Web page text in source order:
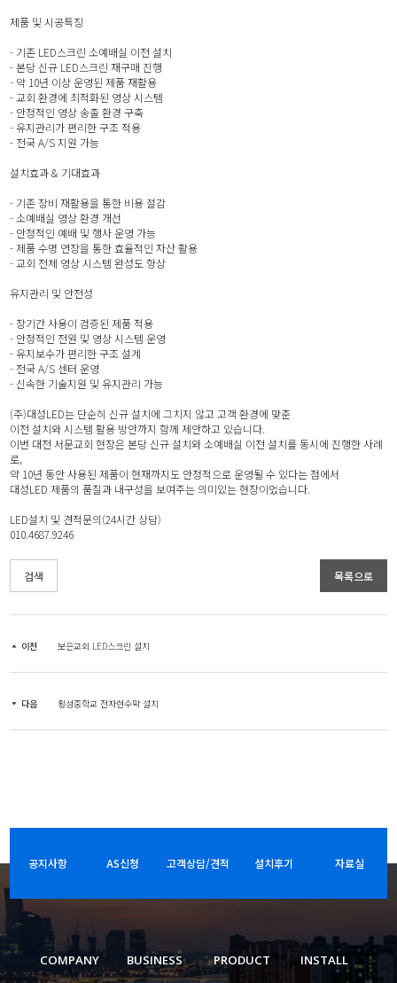
제품 및 시공특징
- 기존 LED스크린 소예배실 이전 설치
- 본당 신규 LED스크린 재구매 진행
- 약 10년 이상 운영된 제품 재활용
- 교회 환경에 최적화된 영상 시스템
- 안정적인 영상 송출 환경 구축
- 유지관리가 편리한 구조 적용
- 전국 A/S 지원 가능
설치효과 & 기대효과
- 기존 장비 재활용을 통한 비용 절감
- 소예배실 영상 환경 개선
- 안정적인 예배 및 행사 운영 가능
- 제품 수명 연장을 통한 효율적인 자산 활용
- 교회 전체 영상 시스템 완성도 향상
유지관리 및 안전성
- 장기간 사용이 검증된 제품 적용
- 안정적인 전원 및 영상 시스템 운영
- 유지보수가 편리한 구조 설계
- 전국 A/S 센터 운영
- 신속한 기술지원 및 유지관리 가능
(주)대성LED는 단순히 신규 설치에 그치지 않고 고객 환경에 맞춘
이전 설치와 시스템 활용 방안까지 함께 제안하고 있습니다.
이번 대전 서문교회 현장은 본당 신규 설치와 소예배실 이전 설치를 동시에 진행한 사례
로,
약 10년 동안 사용된 제품이 현재까지도 안정적으로 운영될 수 있다는 점에서
대성LED 제품의 품질과 내구성을 보여주는 의미있는 현장이었습니다.
LED설치 및 견적문의(24시간 상담)
010.4687.9246
검색 목록으로
이전 보은교회 LED스크린 설치
다음 횡성중학교 전자현수막 설치
공지사항 AS신청 고객상담/견적 설치후기 자료실
COMPANY BUSINESS PRODUCT INSTALL